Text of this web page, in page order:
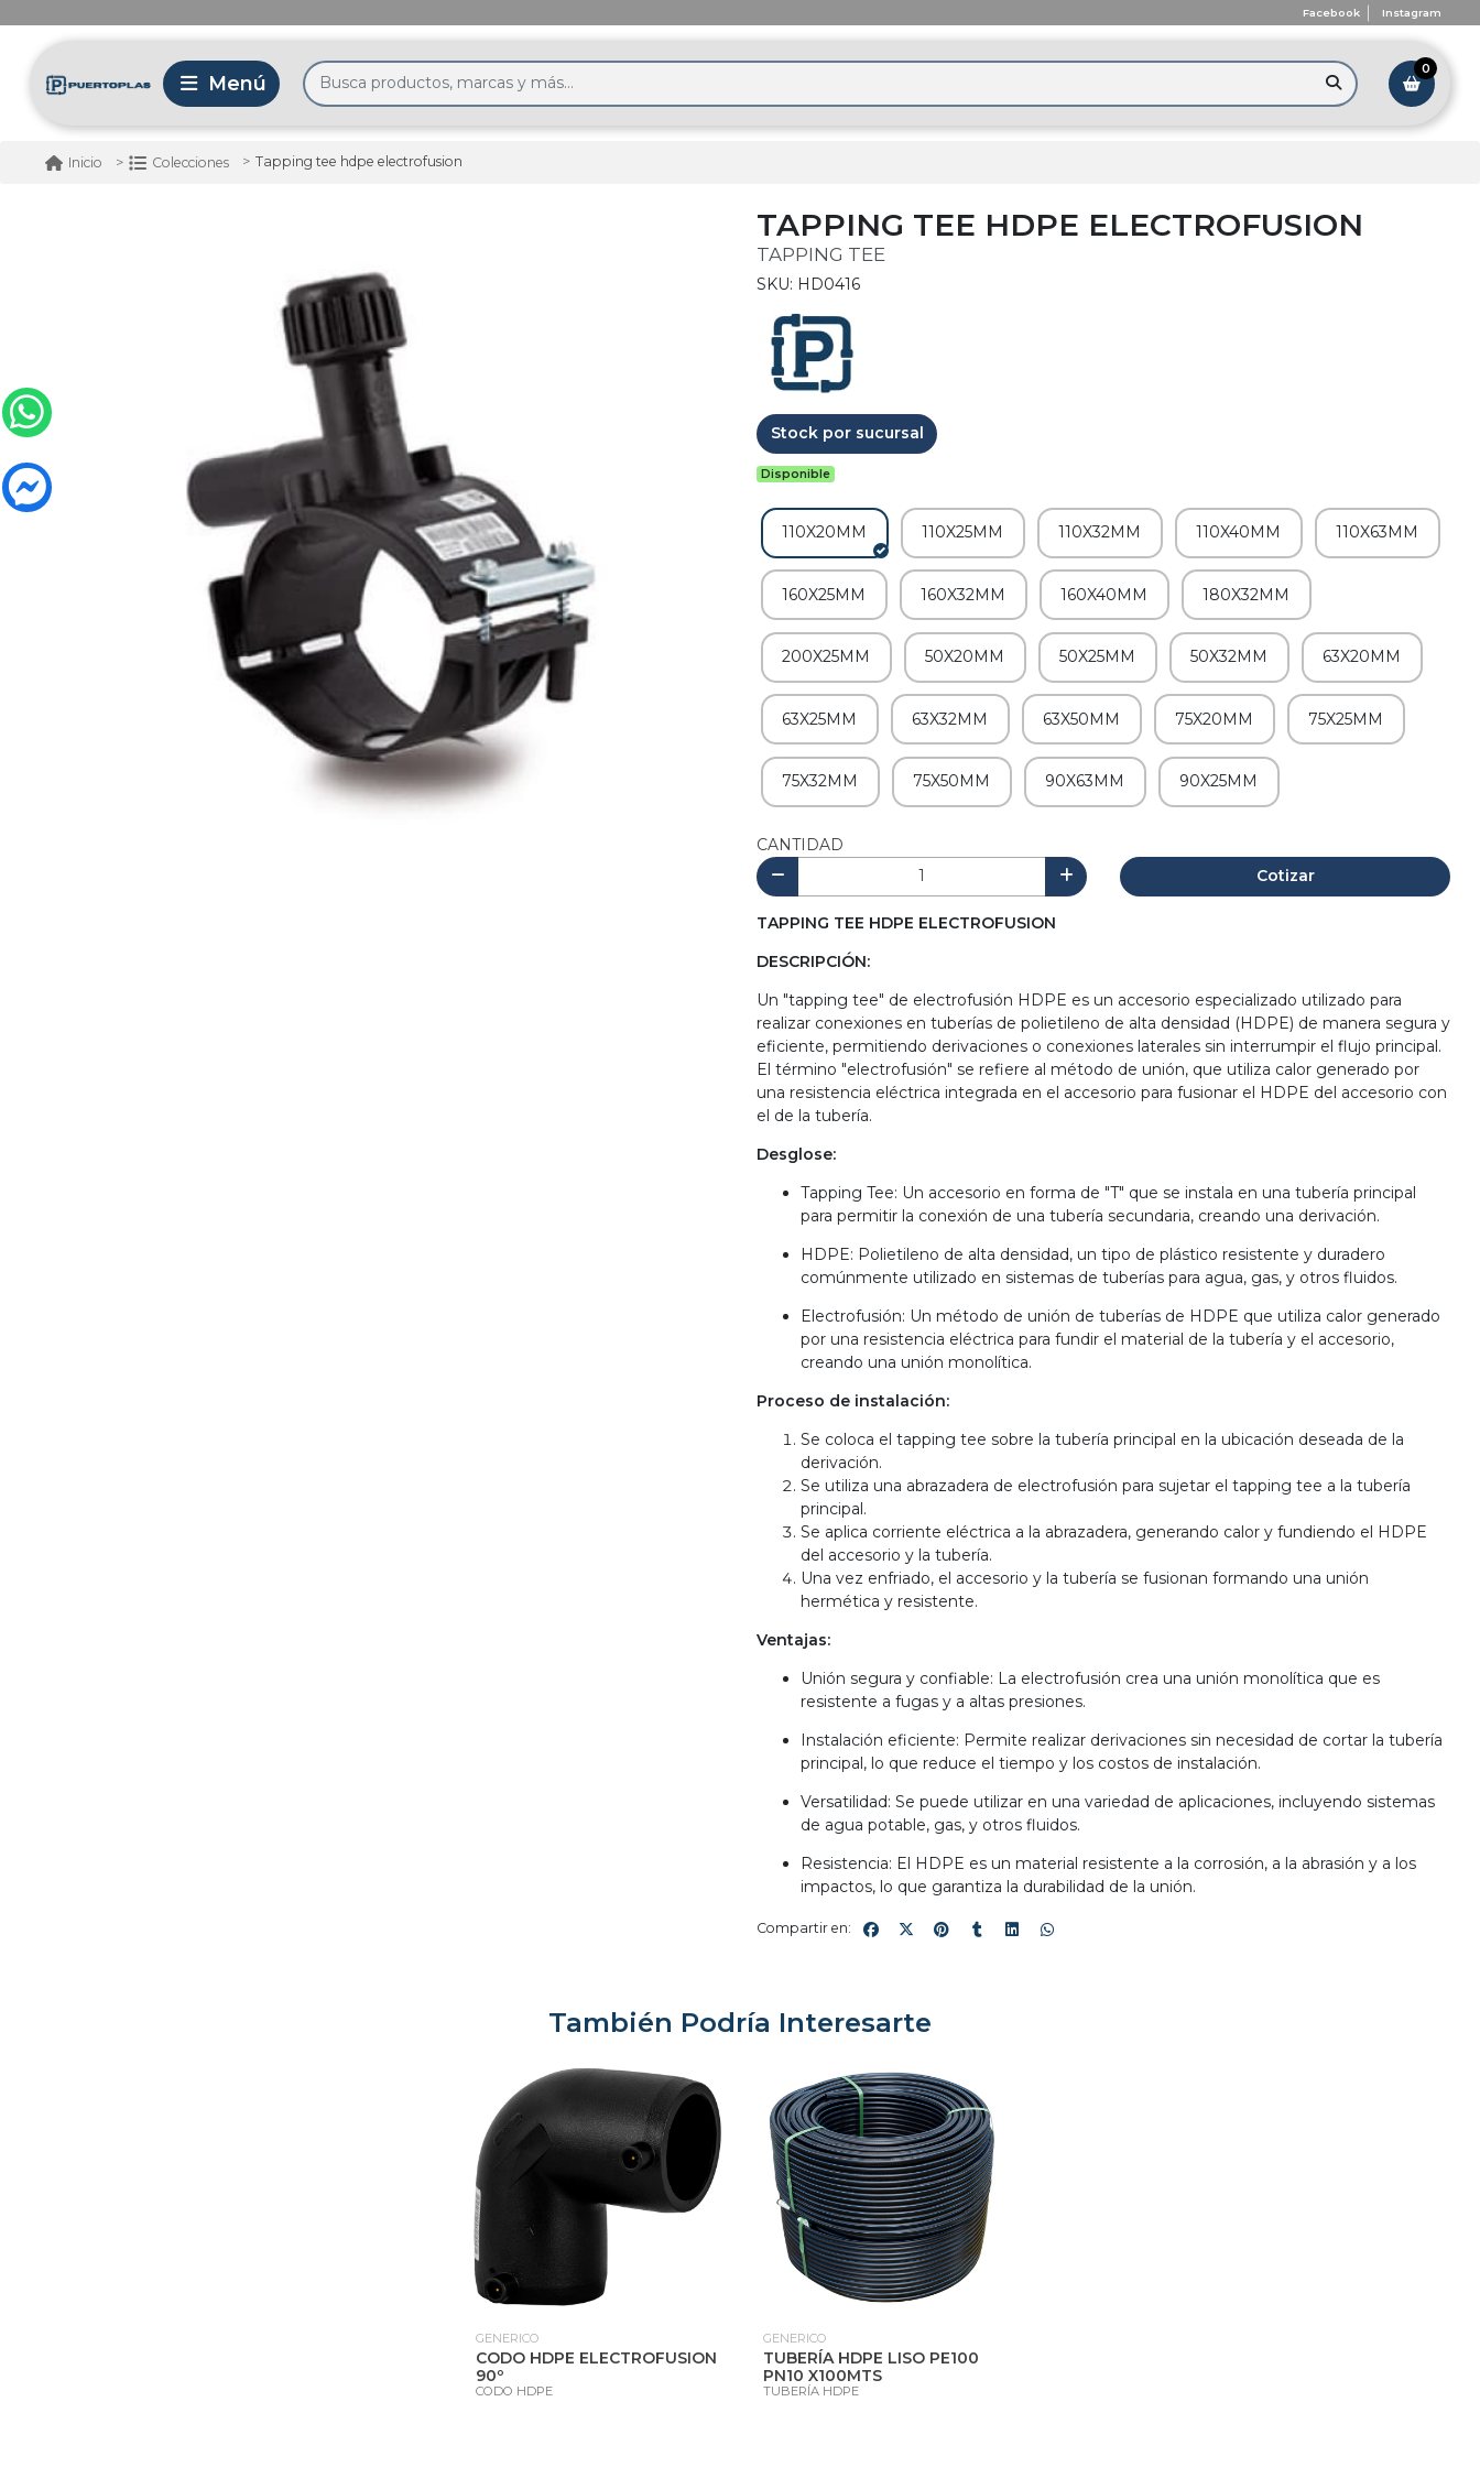
Facebook Instagram
0
Inicio Colecciones Tapping tee hdpe electrofusion
TAPPING TEE HDPE ELECTROFUSION
TAPPING TEE
SKU: HD0416
Stock por sucursal
Disponible
110X20MM 110X25MM 110X32MM 110X40MM 110X63MM
160X25MM 160X32MM 160X40MM 180X32MM
200X25MM 50X20MM 50X25MM 50X32MM 63X20MM
63X25MM 63X32MM 63X50MM 75X20MM 75X25MM
75X32MM 75X50MM 90X63MM 90X25MM
CANTIDAD
Cotizar
TAPPING TEE HDPE ELECTROFUSION
DESCRIPCIÓN:
Un "tapping tee" de electrofusión HDPE es un accesorio especializado utilizado para
realizar conexiones en tuberías de polietileno de alta densidad (HDPE) de manera segura y
eficiente, permitiendo derivaciones o conexiones laterales sin interrumpir el flujo principal.
El término "electrofusión" se refiere al método de unión, que utiliza calor generado por
una resistencia eléctrica integrada en el accesorio para fusionar el HDPE del accesorio con
el de la tubería.
Desglose:
Tapping Tee: Un accesorio en forma de "T" que se instala en una tubería principal
para permitir la conexión de una tubería secundaria, creando una derivación.
HDPE: Polietileno de alta densidad, un tipo de plástico resistente y duradero
comúnmente utilizado en sistemas de tuberías para agua, gas, y otros fluidos.
Electrofusión: Un método de unión de tuberías de HDPE que utiliza calor generado
por una resistencia eléctrica para fundir el material de la tubería y el accesorio,
creando una unión monolítica.
Proceso de instalación:
Se coloca el tapping tee sobre la tubería principal en la ubicación deseada de la
derivación.
Se utiliza una abrazadera de electrofusión para sujetar el tapping tee a la tubería
principal.
Se aplica corriente eléctrica a la abrazadera, generando calor y fundiendo el HDPE
del accesorio y la tubería.
Una vez enfriado, el accesorio y la tubería se fusionan formando una unión
hermética y resistente.
Ventajas:
Unión segura y confiable: La electrofusión crea una unión monolítica que es
resistente a fugas y a altas presiones.
Instalación eficiente: Permite realizar derivaciones sin necesidad de cortar la tubería
principal, lo que reduce el tiempo y los costos de instalación.
Versatilidad: Se puede utilizar en una variedad de aplicaciones, incluyendo sistemas
de agua potable, gas, y otros fluidos.
Resistencia: El HDPE es un material resistente a la corrosión, a la abrasión y a los
impactos, lo que garantiza la durabilidad de la unión.
Compartir en:
También Podría Interesarte
GENERICO
CODO HDPE ELECTROFUSION
90º
CODO HDPE
GENERICO
TUBERÍA HDPE LISO PE100
PN10 X100MTS
TUBERÍA HDPE